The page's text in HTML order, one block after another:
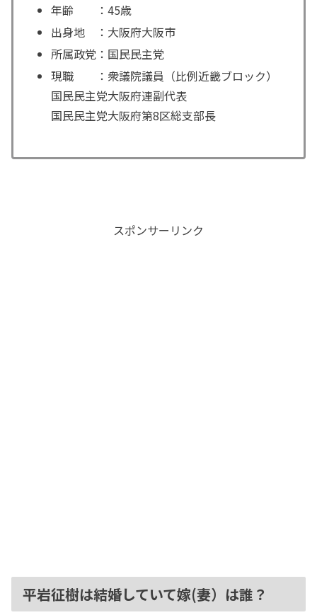
年齢 ：45歳
出身地 ：大阪府大阪市
所属政党：国民民主党
現職 ：衆議院議員（比例近畿ブロック）
国民民主党大阪府連副代表
国民民主党大阪府第8区総支部長
スポンサーリンク
平岩征樹は結婚していて嫁(妻）は誰？